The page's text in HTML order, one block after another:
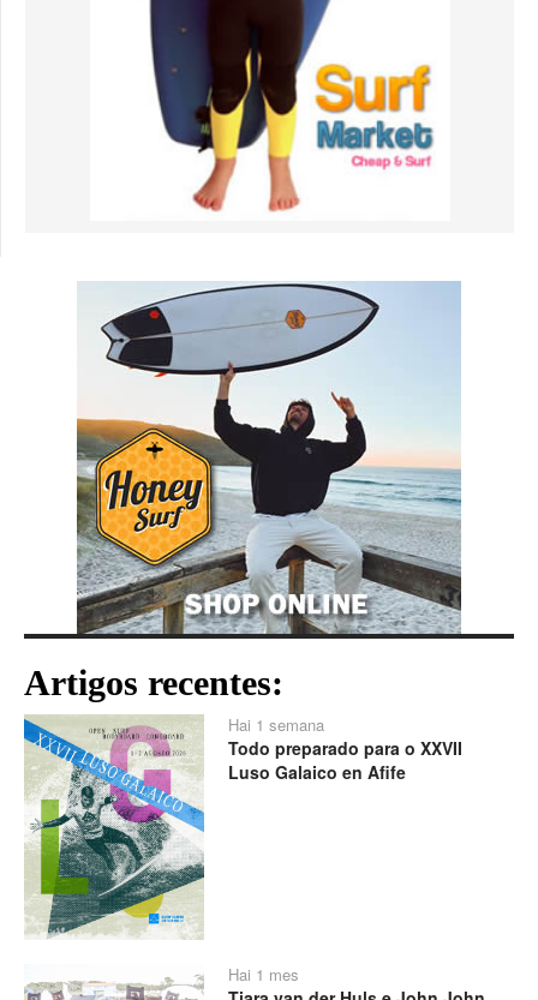
Artigos recentes:
Hai 1 semana
Todo preparado para o XXVII
Luso Galaico en Afife
Hai 1 mes